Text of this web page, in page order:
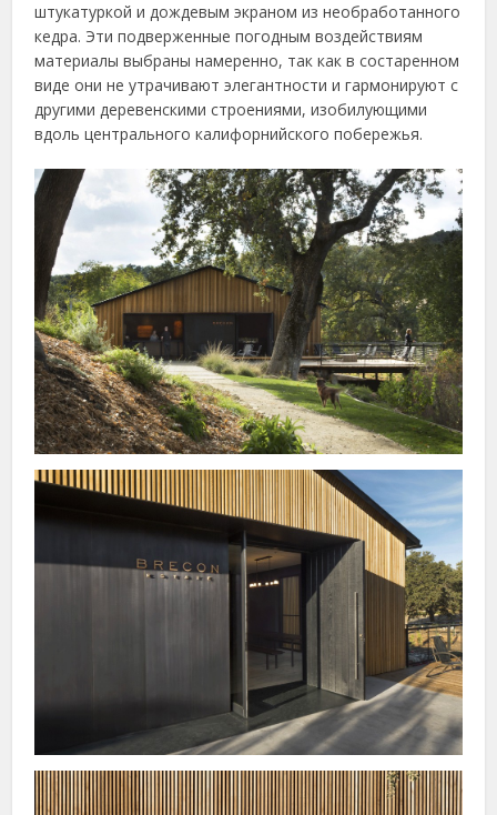
штукатуркой и дождевым экраном из необработанного
кедра. Эти подверженные погодным воздействиям
материалы выбраны намеренно, так как в состаренном
виде они не утрачивают элегантности и гармонируют с
другими деревенскими строениями, изобилующими
вдоль центрального калифорнийского побережья.